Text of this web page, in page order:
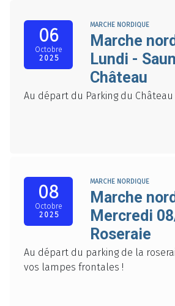
06
Octobre
2025
MARCHE NORDIQUE
Marche
Lundi -
Château
Au départ du Parking du
08
Octobre
2025
MARCHE NORDIQUE
Marche
Mercredi
Roseraie
Au départ du parking de la
vos lampes frontales !